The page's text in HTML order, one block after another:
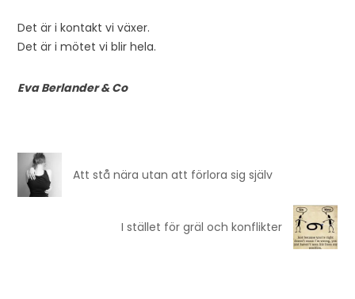
Det är i kontakt vi växer.
Det är i mötet vi blir hela.
Eva Berlander & Co
Att stå nära utan att förlora sig själv
I stället för gräl och konflikter